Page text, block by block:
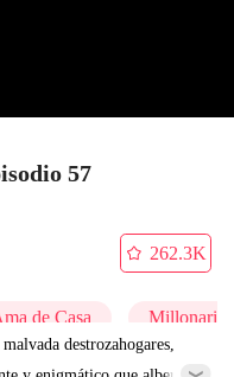
57
262.3K
de Casa Millonario
destrozahogares,